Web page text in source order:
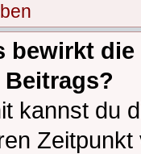
bewirkt
Beitrags?
kannst du